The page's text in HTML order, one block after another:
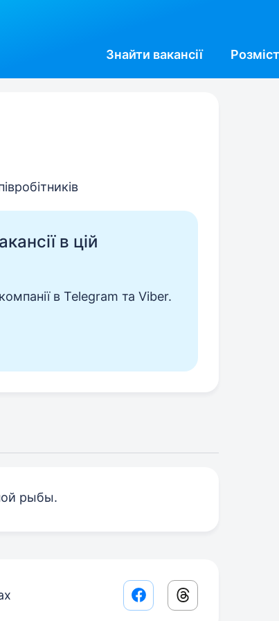
Знайти вакансії
в цій
в Telegram та Viber.
рыбы.
Facebook share link
Threads share